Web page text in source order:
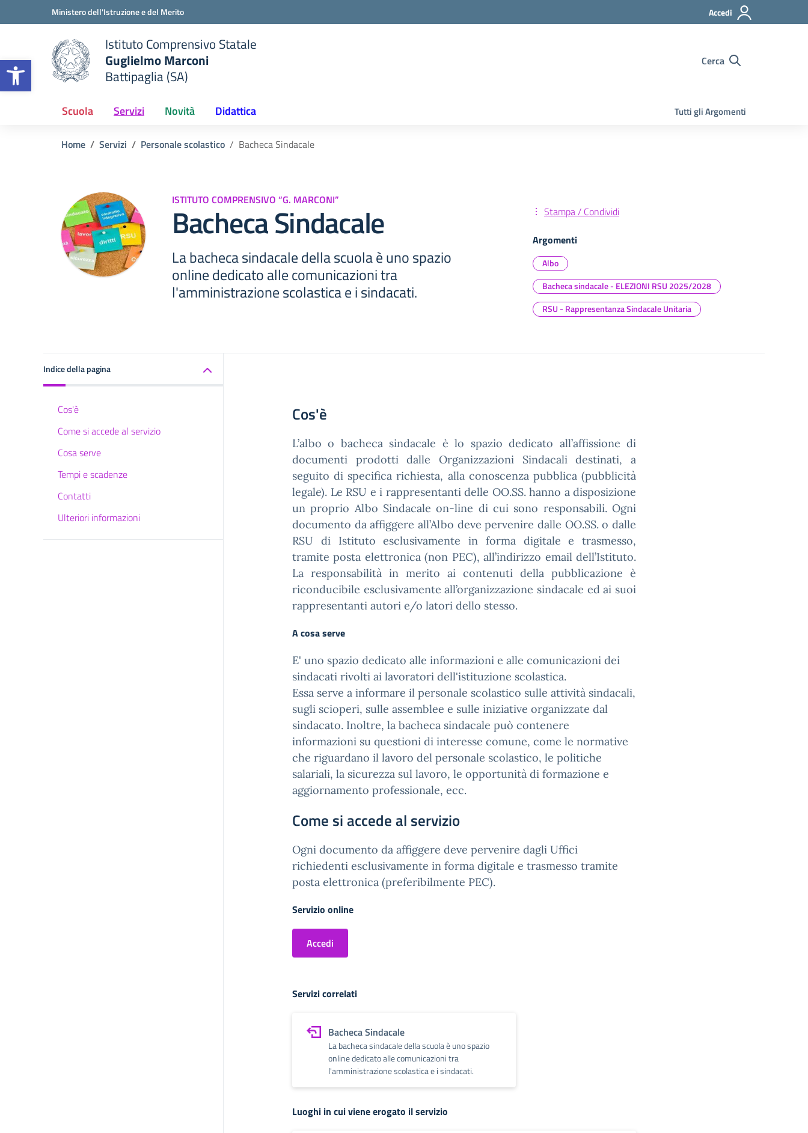
Apri la barra degli strumenti
Vai ai contenuti
Vai al menu di navigazioneMinistero dell'Istruzione e del Merito Accedi
scuola
Istituto Comprensivo Statale
Guglielmo Marconi
Battipaglia (SA)
Cerca
Scuola Servizi Novità Didattica Tutti gli Argomenti
Home Servizi Personale scolastico Bacheca Sindacale
ISTITUTO COMPRENSIVO “G. MARCONI”
Bacheca Sindacale
La bacheca sindacale della scuola è uno spazio
online dedicato alle comunicazioni tra
l'amministrazione scolastica e i sindacati.
Stampa / Condividi
Argomenti
Albo
Bacheca sindacale - ELEZIONI RSU 2025/2028
RSU - Rappresentanza Sindacale Unitaria
Indice della pagina
Cos'è
Come si accede al servizio
Cosa serve
Tempi e scadenze
Contatti
Ulteriori informazioni
Cos'è
L’albo o bacheca sindacale è lo spazio dedicato all’affissione di
documenti prodotti dalle Organizzazioni Sindacali destinati, a
seguito di specifica richiesta, alla conoscenza pubblica (pubblicità
legale). Le RSU e i rappresentanti delle OO.SS. hanno a disposizione
un proprio Albo Sindacale on-line di cui sono responsabili. Ogni
documento da affiggere all’Albo deve pervenire dalle OO.SS. o dalle
RSU di Istituto esclusivamente in forma digitale e trasmesso,
tramite posta elettronica (non PEC), all’indirizzo email dell’Istituto.
La responsabilità in merito ai contenuti della pubblicazione è
riconducibile esclusivamente all’organizzazione sindacale ed ai suoi
rappresentanti autori e/o latori dello stesso.
A cosa serve
E' uno spazio dedicato alle informazioni e alle comunicazioni dei
sindacati rivolti ai lavoratori dell'istituzione scolastica.
Essa serve a informare il personale scolastico sulle attività sindacali,
sugli scioperi, sulle assemblee e sulle iniziative organizzate dal
sindacato. Inoltre, la bacheca sindacale può contenere
informazioni su questioni di interesse comune, come le normative
che riguardano il lavoro del personale scolastico, le politiche
salariali, la sicurezza sul lavoro, le opportunità di formazione e
aggiornamento professionale, ecc.
Come si accede al servizio
Ogni documento da affiggere deve pervenire dagli Uffici
richiedenti esclusivamente in forma digitale e trasmesso tramite
posta elettronica (preferibilmente PEC).
Servizio online
Accedi
Servizi correlati
Bacheca Sindacale
La bacheca sindacale della scuola è uno spazio
online dedicato alle comunicazioni tra
l'amministrazione scolastica e i sindacati.
Luoghi in cui viene erogato il servizio